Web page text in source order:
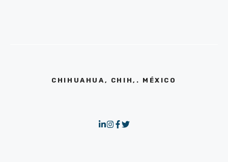
CHIHUAHUA, CHIH,. MÉXICO